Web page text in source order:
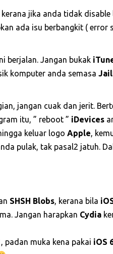
jika anda tidak disable
ada isu berbangkit ( error
berjalan. Jangan bukak
komputer anda semasa
jangan cuak dan jerit.
itu, ” reboot ” iDevices
keluar logo Apple ,
pulak, tak pasal2 jatuh.
SHSH Blobs , kerana bila
Jangan harapkan Cydia
, padan muka kena pakai iOS